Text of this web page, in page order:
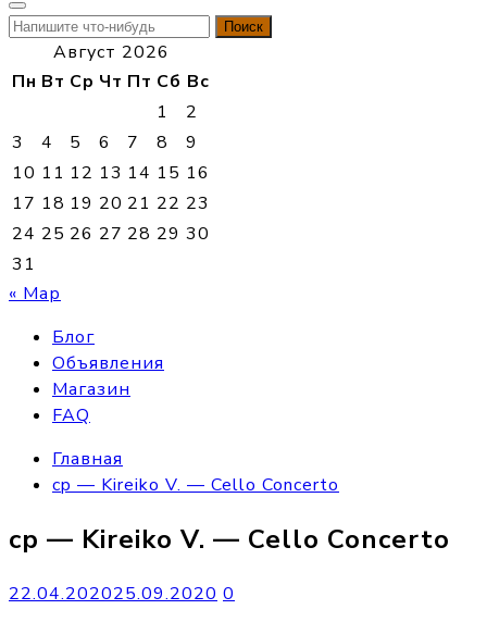
Найти:
Август 2026
Пн Вт Ср Чт Пт Сб Вс
1
2
3
4 5 6 7 8
9
10 11 12 13 14 15 16
17 18 19 20 21 22 23
24 25 26 27 28 29 30
31
« Мар
Блог
Объявления
Магазин
FAQ
Главная
cp — Kireiko V. — Cello Concerto
cp — Kireiko V. — Cello Concerto
22.04.202025.09.2020 0